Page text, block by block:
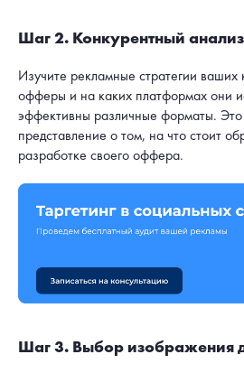
Шаг 2. Конкурентный анализ
Изучите рекламные стратегии ваших
офферы и на каких платформах они
эффективны различные форматы. Это
представление о том, на что стоит
разработке своего оффера.
Шаг 3. Выбор изображения